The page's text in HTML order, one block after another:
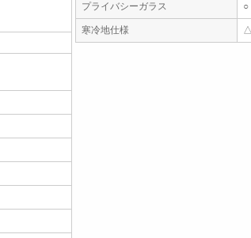
プライバシーガラス ○
寒冷地仕様